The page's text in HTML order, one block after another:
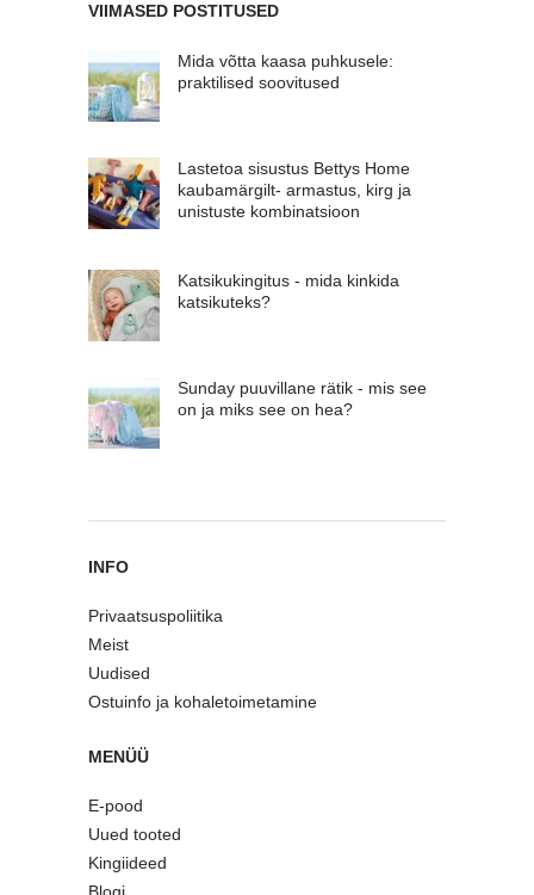
VIIMASED POSTITUSED
Mida võtta kaasa puhkusele:
praktilised soovitused
Lastetoa sisustus Bettys Home
kaubamärgilt- armastus, kirg ja
unistuste kombinatsioon
Katsikukingitus - mida kinkida
katsikuteks?
Sunday puuvillane rätik - mis see
on ja miks see on hea?
INFO
Privaatsuspoliitika
Meist
Uudised
Ostuinfo ja kohaletoimetamine
MENÜÜ
E-pood
Uued tooted
Kingiideed